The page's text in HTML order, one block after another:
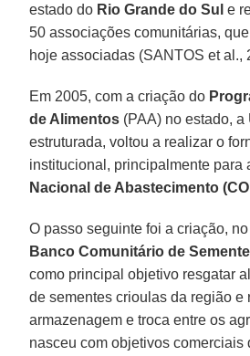
estado do Rio Grande do Sul e
50 associações comunitárias,
hoje associadas (SANTOS et al.,
Em 2005, com a criação do
de Alimentos (PAA) no estado,
estruturada, voltou a realizar o
institucional, principalmente para
Nacional de Abastecimento
O passo seguinte foi a criação,
Banco Comunitário de
como principal objetivo resgatar
de sementes crioulas da região e
armazenagem e troca entre os
nasceu com objetivos comerciais